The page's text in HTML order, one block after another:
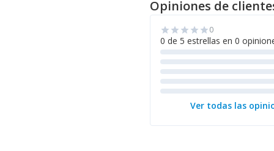
Opiniones de
star star star star star0
0 de 5 estrellas en 0
Ver todas las